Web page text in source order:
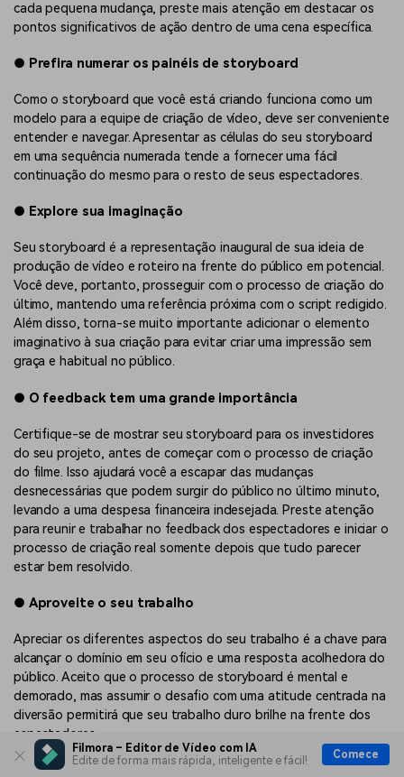
Filmora – Editor de Vídeo com IA
Edite de forma mais rápida, inteligente e fácil!
Comece
cada pequena mudança, preste mais atenção em destacar os
pontos significativos de ação dentro de uma cena específica.
● Prefira numerar os painéis de storyboard
Como o storyboard que você está criando funciona como um
modelo para a equipe de criação de vídeo, deve ser conveniente
entender e navegar. Apresentar as células do seu storyboard
em uma sequência numerada tende a fornecer uma fácil
continuação do mesmo para o resto de seus espectadores.
● Explore sua imaginação
Seu storyboard é a representação inaugural de sua ideia de
produção de vídeo e roteiro na frente do público em potencial.
Você deve, portanto, prosseguir com o processo de criação do
último, mantendo uma referência próxima com o script redigido.
Além disso, torna-se muito importante adicionar o elemento
imaginativo à sua criação para evitar criar uma impressão sem
graça e habitual no público.
● O feedback tem uma grande importância
Certifique-se de mostrar seu storyboard para os investidores
do seu projeto, antes de começar com o processo de criação
do filme. Isso ajudará você a escapar das mudanças
desnecessárias que podem surgir do público no último minuto,
levando a uma despesa financeira indesejada. Preste atenção
para reunir e trabalhar no feedback dos espectadores e iniciar o
processo de criação real somente depois que tudo parecer
estar bem resolvido.
● Aproveite o seu trabalho
Apreciar os diferentes aspectos do seu trabalho é a chave para
alcançar o domínio em seu ofício e uma resposta acolhedora do
público. Aceito que o processo de storyboard é mental e
demorado, mas assumir o desafio com uma atitude centrada na
diversão permitirá que seu trabalho duro brilhe na frente dos
espectadores.
Criando storyboards com o Wondershare Filmora